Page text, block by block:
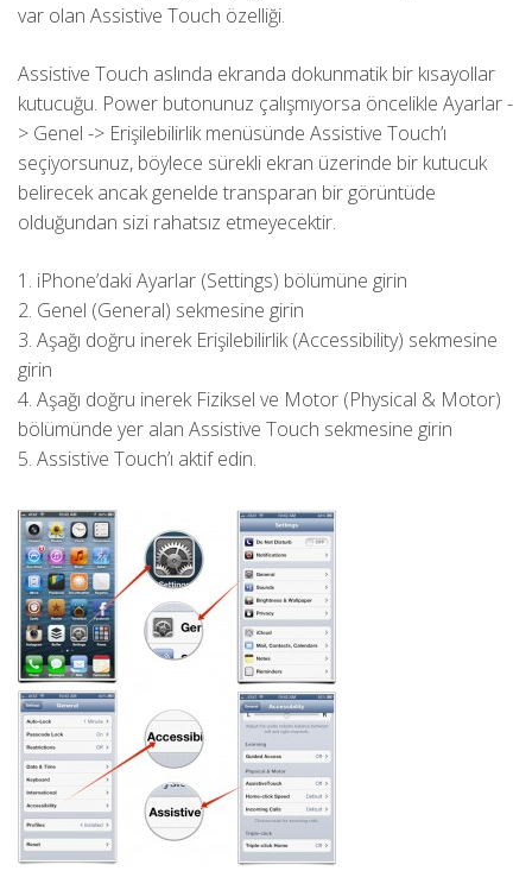
var olan Assistive Touch özelliği.
Assistive Touch aslında ekranda dokunmatik bir kısayollar
kutucuğu. Power butonunuz çalışmıyorsa öncelikle Ayarlar -
> Genel -> Erişilebilirlik menüsünde Assistive Touch’ı
seçiyorsunuz, böylece sürekli ekran üzerinde bir kutucuk
belirecek ancak genelde transparan bir görüntüde
olduğundan sizi rahatsız etmeyecektir.
1. iPhone’daki Ayarlar (Settings) bölümüne girin
2. Genel (General) sekmesine girin
3. Aşağı doğru inerek Erişilebilirlik (Accessibility) sekmesine
girin
4. Aşağı doğru inerek Fiziksel ve Motor (Physical & Motor)
bölümünde yer alan Assistive Touch sekmesine girin
5. Assistive Touch’ı aktif edin.